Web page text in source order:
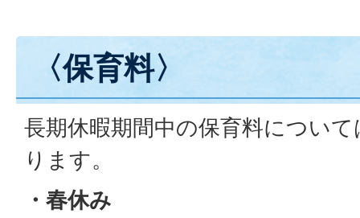
〈保育料〉
長期休暇期間中の保育料につい
ります。
・春休み